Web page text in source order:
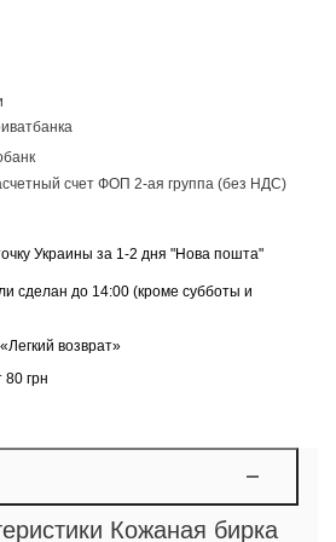
счет ФОП 2-ая группа (без НДС)
Украины за 1-2 дня "Нова пошта"
сделан до 14:00 (кроме субботы и
возврат»
80 грн
Кожаная бирка